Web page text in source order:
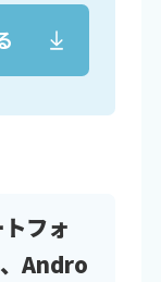
フォ
Andro